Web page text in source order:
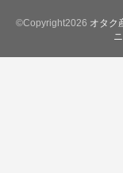
©Copyright2026 オタク